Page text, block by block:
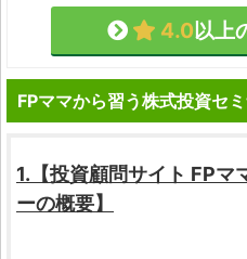
4.0以上
FPママから習う株式投資セ
1.【投資顧問サイト FPマ
ーの概要】